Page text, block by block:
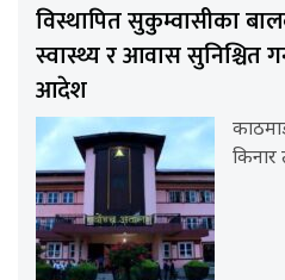
विस्थापित सुकुम्वासीका
स्वास्थ्य र आवास सुनिश्चित
आदेश